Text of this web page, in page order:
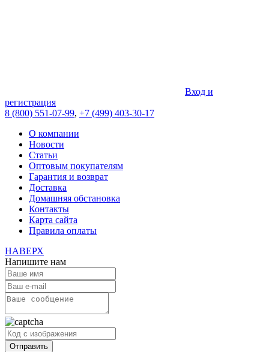
Вход и
регистрация
8 (800) 551-07-99, +7 (499) 403-30-17
О компании
Новости
Статьи
Оптовым покупателям
Гарантия и возврат
Доставка
Домашняя обстановка
Контакты
Карта сайта
Правила оплаты
НАВЕРХ
Напишите нам